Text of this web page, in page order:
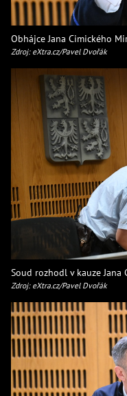
Obhájce Jana Cimického
Zdroj: eXtra.cz/Pavel Dvořák
Soud rozhodl v kauze Jana
Zdroj: eXtra.cz/Pavel Dvořák